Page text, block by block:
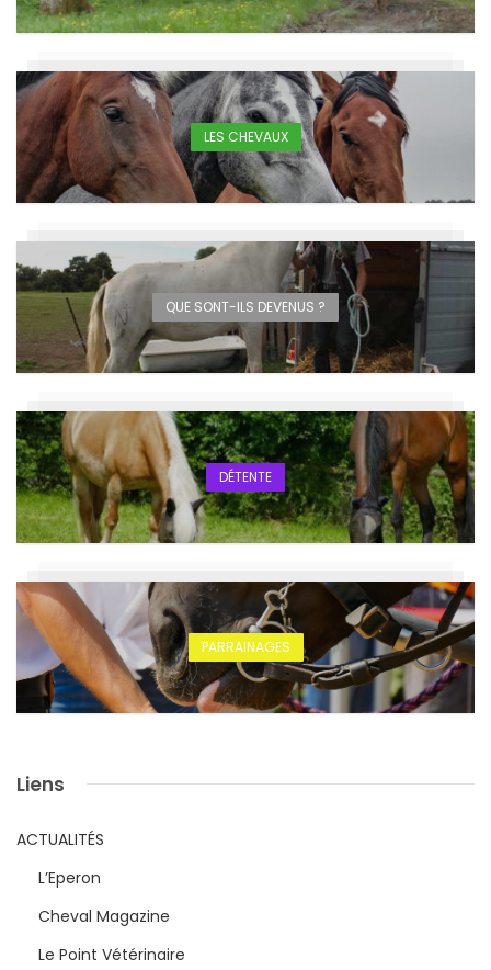
LES CHEVAUX
QUE SONT-ILS DEVENUS ?
DÉTENTE
PARRAINAGES
Liens
ACTUALITÉS
L’Eperon
Cheval Magazine
Le Point Vétérinaire